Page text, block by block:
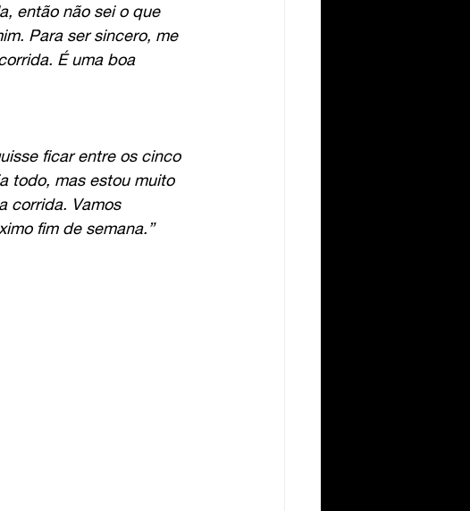
então não sei o que
Para ser sincero, me
É uma boa
ficar entre os cinco
todo, mas estou muito
corrida. Vamos
fim de semana.”